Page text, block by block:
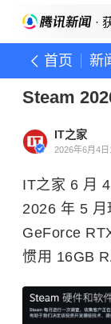
·
首页 新
Steam
IT之家
2026年6月4日
IT之家 6 月
2026 年 5 月
GeForce
惯用 16GB